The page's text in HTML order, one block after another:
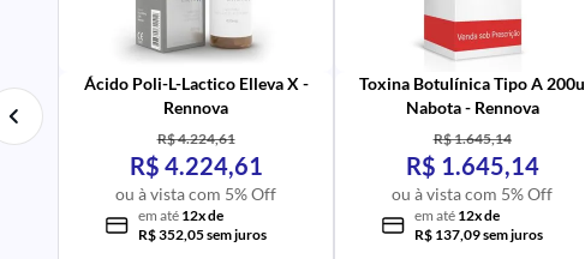
IM UR NA PR
Ácido Poli-L-Lactico Elleva X -
Rennova
R$ 4.224,61
R$ 4.224,61
ou à vista com 5% Off
em até 12x de
R$ 352,05 sem juros
Toxina Botulínica Tipo A 200u
Nabota - Rennova
R$ 1.645,14
R$ 1.645,14
ou à vista com 5% Off
em até 12x de
R$ 137,09 sem juros